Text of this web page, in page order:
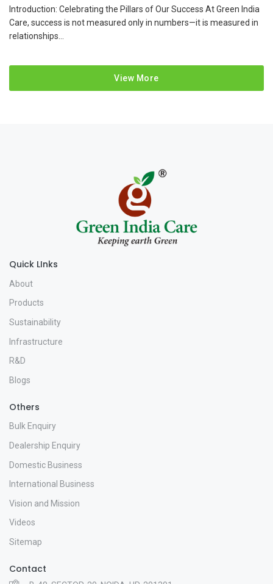
Introduction: Celebrating the Pillars of Our Success At Green India
Care, success is not measured only in numbers—it is measured in
relationships...
View More
Quick LInks
About
Products
Sustainability
Infrastructure
R&D
Blogs
Others
Bulk Enquiry
Dealership Enquiry
Domestic Business
International Business
Vision and Mission
Videos
Sitemap
Contact